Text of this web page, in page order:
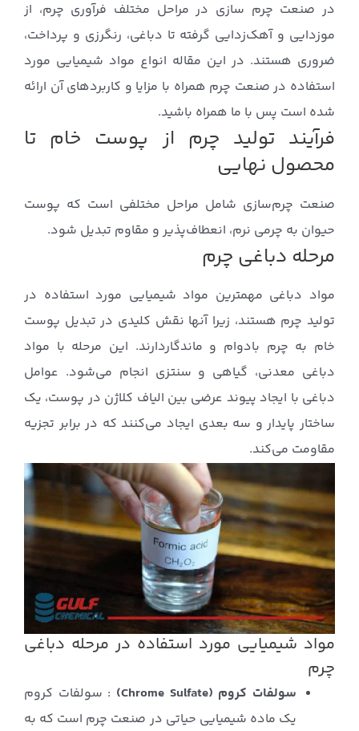
در صنعت چرم سازی در مراحل مختلف فرآوری چرم، از
موزدایی و آهک‌زدایی گرفته تا دباغی، رنگرزی و پرداخت،
ضروری هستند. در این مقاله انواع مواد شیمیایی مورد
استفاده در صنعت چرم همراه با مزایا و کاربردهای آن ارائه
شده است پس با ما همراه باشید.
فرآیند تولید چرم از پوست خام تا
محصول نهایی
صنعت چرم‌سازی شامل مراحل مختلفی است که پوست
حیوان به چرمی نرم، انعطاف‌پذیر و مقاوم تبدیل شود.
مرحله دباغی چرم
مواد دباغی مهمترین مواد شیمیایی مورد استفاده در
تولید چرم هستند، زیرا آنها نقش کلیدی در تبدیل پوست
خام به چرم بادوام و ماندگاردارند. این مرحله با مواد
دباغی معدنی، گیاهی و سنتزی انجام می‌شود. عوامل
دباغی با ایجاد پیوند عرضی بین الیاف کلاژن در پوست، یک
ساختار پایدار و سه بعدی ایجاد می‌کنند که در برابر تجزیه
مقاومت می‌کند.
مواد شیمیایی مورد استفاده در مرحله دباغی
چرم
سولفات کروم (Chrome Sulfate)
: سولفات کروم
یک ماده شیمیایی حیاتی در صنعت چرم است که به